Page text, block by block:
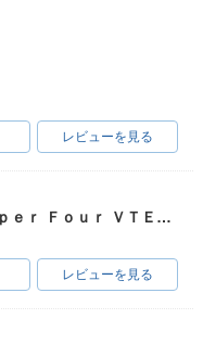
レビューを見る
ＣＢ４００Ｓｕｐｅｒ Ｆｏｕｒ ＶＴＥＣ ＳＰＥＣ３
レビューを見る